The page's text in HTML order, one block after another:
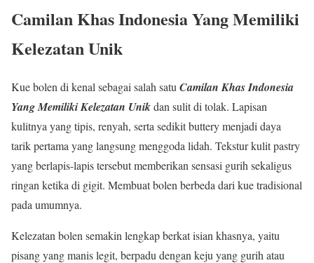
Camilan Khas Indonesia Yang Memiliki
Kelezatan Unik
Kue bolen di kenal sebagai salah satu Camilan Khas Indonesia
Yang Memiliki Kelezatan Unikdan sulit di tolak. Lapisan
kulitnya yang tipis, renyah, serta sedikit buttery menjadi daya
tarik pertama yang langsung menggoda lidah. Tekstur kulit pastry
yang berlapis-lapis tersebut memberikan sensasi gurih sekaligus
ringan ketika di gigit. Membuat bolen berbeda dari kue tradisional
pada umumnya.
Kelezatan bolen semakin lengkap berkat isian khasnya, yaitu
pisang yang manis legit, berpadu dengan keju yang gurih atau